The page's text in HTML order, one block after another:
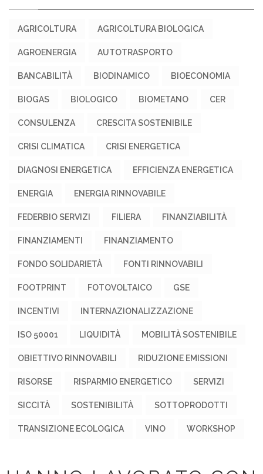
AGRICOLTURA AGRICOLTURA BIOLOGICA
AGROENERGIA AUTOTRASPORTO
BANCABILITÀ BIODINAMICO BIOECONOMIA
BIOGAS BIOLOGICO BIOMETANO CER
CONSULENZA CRESCITA SOSTENIBILE
CRISI CLIMATICA CRISI ENERGETICA
DIAGNOSI ENERGETICA EFFICIENZA ENERGETICA
ENERGIA ENERGIA RINNOVABILE
FEDERBIO SERVIZI FILIERA FINANZIABILITÀ
FINANZIAMENTI FINANZIAMENTO
FONDO SOLIDARIETÀ FONTI RINNOVABILI
FOOTPRINT FOTOVOLTAICO GSE
INCENTIVI INTERNAZIONALIZZAZIONE
ISO 50001 LIQUIDITÀ MOBILITÀ SOSTENIBILE
OBIETTIVO RINNOVABILI RIDUZIONE EMISSIONI
RISORSE RISPARMIO ENERGETICO SERVIZI
SICCITÀ SOSTENIBILITÀ SOTTOPRODOTTI
TRANSIZIONE ECOLOGICA VINO WORKSHOP